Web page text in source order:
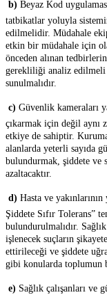
b) Beyaz Kod
tatbikatlar yoluyla
edilmelidir. Müdahale
etkin bir müdahale için
önceden alınan
gerekliliği analiz edilmeli
sunulmalıdır.
c) Güvenlik kameraları
çıkarmak için değil aynı
etkiye de sahiptir.
alanlarda yeterli sayıda
bulundurmak, şiddete ve
azaltacaktır.
d) Hasta ve
Şiddete Sıfır Tolerans”
bulundurulmalıdır.
işlenecek suçların
ettirileceği ve şiddete
gibi konularda toplumun
e) Sağlık çalışanları